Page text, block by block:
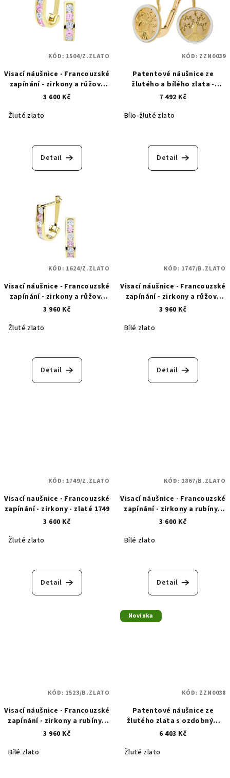
Visací náušnice - Francouzské
zapínání - zirkony a růžový
safír - zlaté -1504
3 600 Kč
Žluté zlato
Detail
KÓD: 1504/Z.ZLATO
Patentové náušnice ze
žlutého a bílého zlata -
strom života ŽZN0039
7 492 Kč
Bílo-žluté zlato
Detail
KÓD: ZZN0039
Visací náušnice - Francouzské
zapínání - zirkony a růžový
safír - zlaté -1624
3 960 Kč
Žluté zlato
Detail
KÓD: 1624/Z.ZLATO
Visací náušnice - Francouzské
zapínání - zirkony a růžový
safír - bílé zlato - 1747
3 960 Kč
Bílé zlato
Detail
KÓD: 1747/B.ZLATO
Visací naušnice - Francouzské
zapínání - zirkony - zlaté 1749
3 600 Kč
Žluté zlato
Detail
KÓD: 1749/Z.ZLATO
Visací náušnice - Francouzské
zapínání - zirkony a rubíny -
bílé zlato 1867
3 600 Kč
Bílé zlato
Detail
KÓD: 1867/B.ZLATO
Visací náušnice - Francouzské
zapínání - zirkony a rubíny -
bílé zlato - 1523
3 960 Kč
Bílé zlato
KÓD: 1523/B.ZLATO
Novinka
Patentové náušnice ze
žlutého zlata s ozdobným
rytím ŽZN0038
6 403 Kč
Žluté zlato
KÓD: ZZN0038